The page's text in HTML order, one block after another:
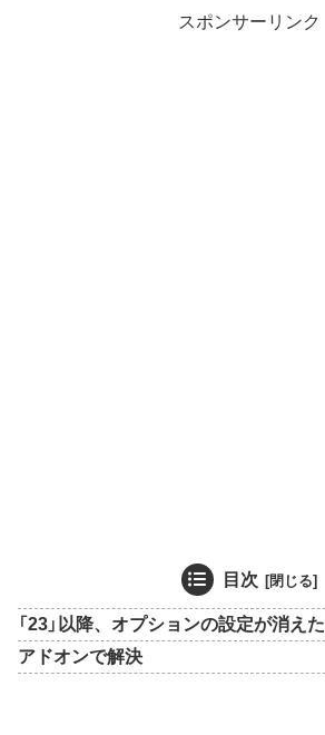
スポンサーリンク
目次
「23」以降、オプションの設定が消えた
アドオンで解決